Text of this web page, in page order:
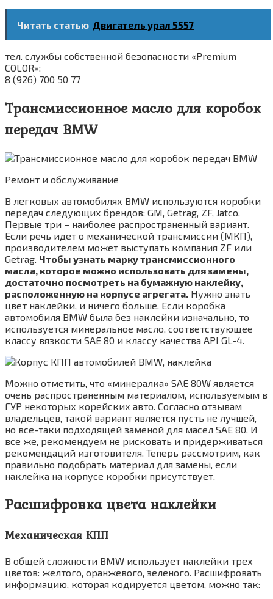
Читать статью Двигатель урал 5557
тел. службы собственной безопасности «Premium
COLOR»:
8 (926) 700 50 77
Трансмиссионное масло для коробок
передач BMW
Ремонт и обслуживание
В легковых автомобилях BMW используются коробки
передач следующих брендов: GM, Getrag, ZF, Jatco.
Первые три – наиболее распространенный вариант.
Если речь идет о механической трансмиссии (МКП),
производителем может выступать компания ZF или
Getrag. Чтобы узнать марку трансмиссионного
масла, которое можно использовать для замены,
достаточно посмотреть на бумажную наклейку,
расположенную на корпусе агрегата. Нужно знать
цвет наклейки, и ничего больше. Если коробка
автомобиля BMW была без наклейки изначально, то
используется минеральное масло, соответствующее
классу вязкости SAE 80 и классу качества API GL-4.
Можно отметить, что «минералка» SAE 80W является
очень распространенным материалом, используемым в
ГУР некоторых корейских авто. Согласно отзывам
владельцев, такой вариант является пусть не лучшей,
но все-таки подходящей заменой для масел SAE 80. И
все же, рекомендуем не рисковать и придерживаться
рекомендаций изготовителя. Теперь рассмотрим, как
правильно подобрать материал для замены, если
наклейка на корпусе коробки присутствует.
Расшифровка цвета наклейки
Механическая КПП
В общей сложности BMW использует наклейки трех
цветов: желтого, оранжевого, зеленого. Расшифровать
информацию, которая кодируется цветом, можно так: